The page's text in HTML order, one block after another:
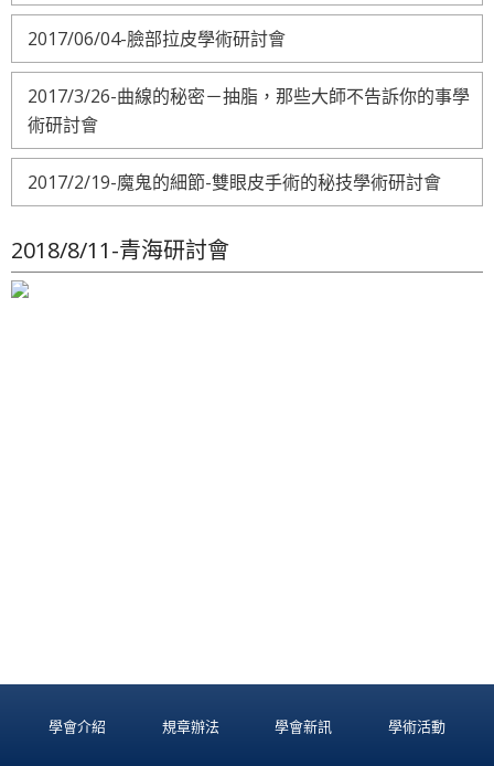
2017/06/04-臉部拉皮學術研討會
2017/3/26-曲線的秘密－抽脂，那些大師不告訴你的事學
術研討會
2017/2/19-魔鬼的細節-雙眼皮手術的秘技學術研討會
2018/8/11-青海研討會
學會介紹 規章辦法 學會新訊 學術活動